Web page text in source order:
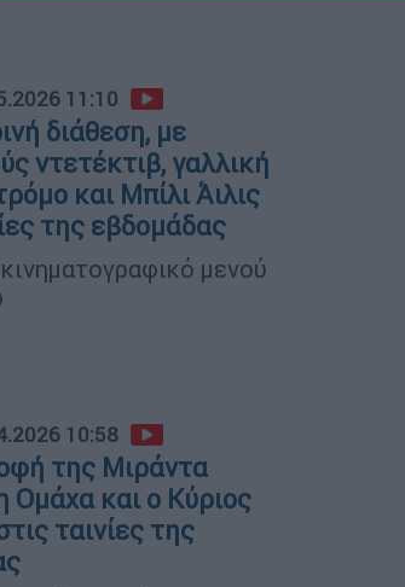
11:10
διάθεση, με
ντετέκτιβ, γαλλική
και Μπίλι Άιλις
της εβδομάδας
μενού
10:58
της Μιράντα
Ομάχα και ο Κύριος
ταινίες της